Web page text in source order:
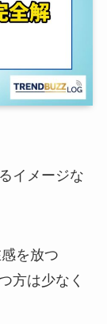
イメージな
を放つ
方は少なく